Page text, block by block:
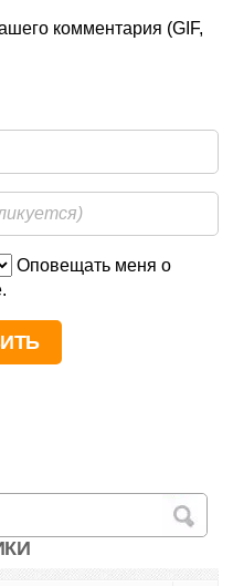
комментария (GIF,
Оповещать меня о